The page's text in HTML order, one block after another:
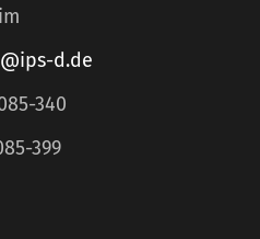
d.de
340
399